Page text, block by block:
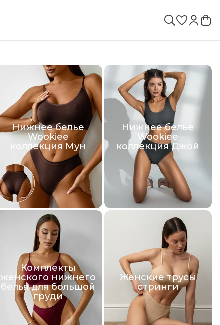
Нижнее белье
Wookiee
коллекция Мун
Нижнее белье
Wookiee
коллекция Джой
Комплекты
женского нижнего
белья для большой
груди
Женские трусы
стринги